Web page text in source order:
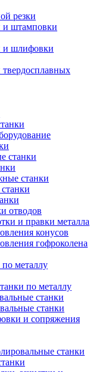
резки
и штамповки
и шлифовки
твердосплавных
станки
станки
отводов
и правки металла
конусов
гофроколена
металлу
по металлу
станки
станки
и сопряжения
станки